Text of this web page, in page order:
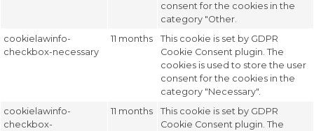
consent for the cookies in the
category "Other.
cookielawinfo-
checkbox-necessary
11 months
This cookie is set by GDPR
Cookie Consent plugin. The
cookies is used to store the user
consent for the cookies in the
category "Necessary".
cookielawinfo-
checkbox-
11 months
This cookie is set by GDPR
Cookie Consent plugin. The